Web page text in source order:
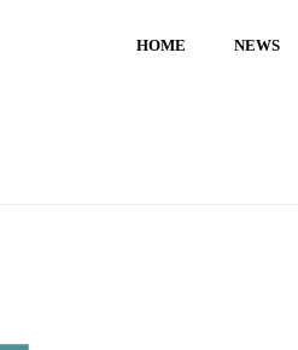
HOME NEWS